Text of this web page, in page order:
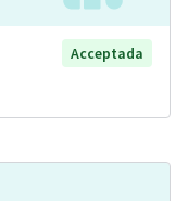
Acceptada